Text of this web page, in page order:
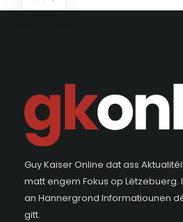
Guy Kaiser Online dat ass
matt engem Fokus op Lëtzebuerg.
an Hannergrond Informatiounen
gitt.